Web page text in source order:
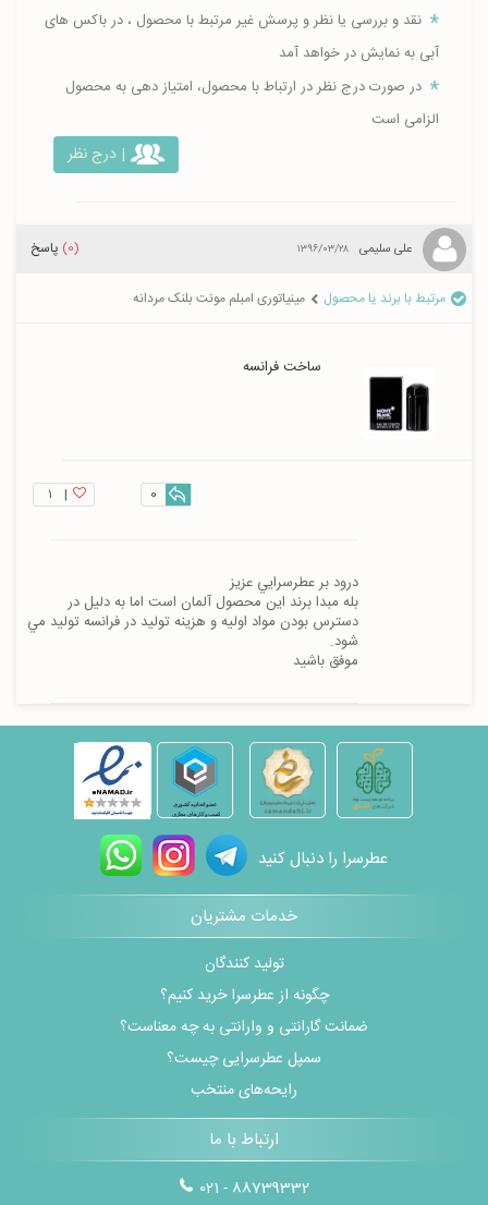
نقد و بررسی یا نظر و پرسش غیر مرتبط با محصول ، در باکس های
آبی به نمایش در خواهد آمد
در صورت درج نظر در ارتباط با محصول، امتیاز دهی به محصول
الزامی است
| درج نظر
علی سلیمی ۱۳۹۶/۰۳/۲۸ (0) پاسخ
مرتبط با برند یا محصول مینیاتوری امبلم مونت بلنک مردانه
ساخت فرانسه
| ۱ 0
موفق باشيد
عطرسرا را دنبال کنید
خدمات مشتریان
تولید کنندگان
چگونه از عطرسرا خرید کنیم؟
ضمانت گارانتی و وارانتی به چه معناست؟
سمپل عطرسرایی چیست؟
رایحه‌های منتخب
ارتباط با ما
021 - 88739332